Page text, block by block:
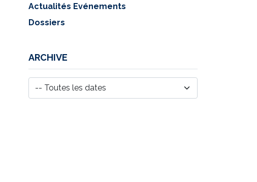
Actualités Evénements
Dossiers
ARCHIVE